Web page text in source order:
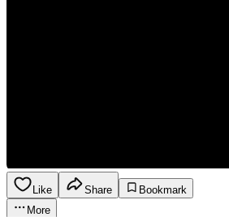
Like Share
Bookmark
More